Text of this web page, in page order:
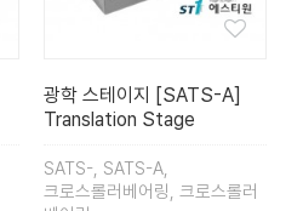
광학 스테이지 [SATS-A]
Translation Stage
SATS-, SATS-A,
크로스롤러베어링, 크로스롤러